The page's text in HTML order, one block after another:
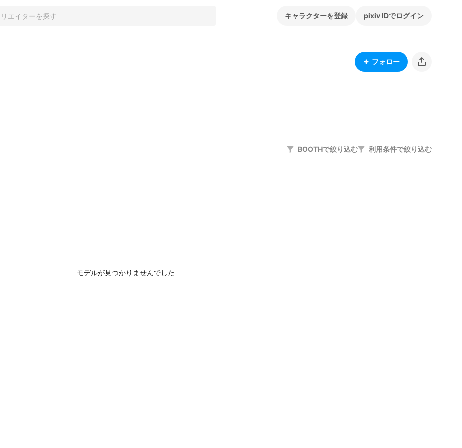
キャラクターを登録 pixiv IDでログイン
フォロー
BOOTHで絞り込む 利用条件で絞り込む
モデルが見つかりませんでした